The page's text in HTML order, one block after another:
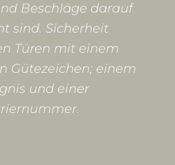
Beschläge darauf
sind. Sicherheit
Türen mit einem
Gütezeichen; einem
und einer